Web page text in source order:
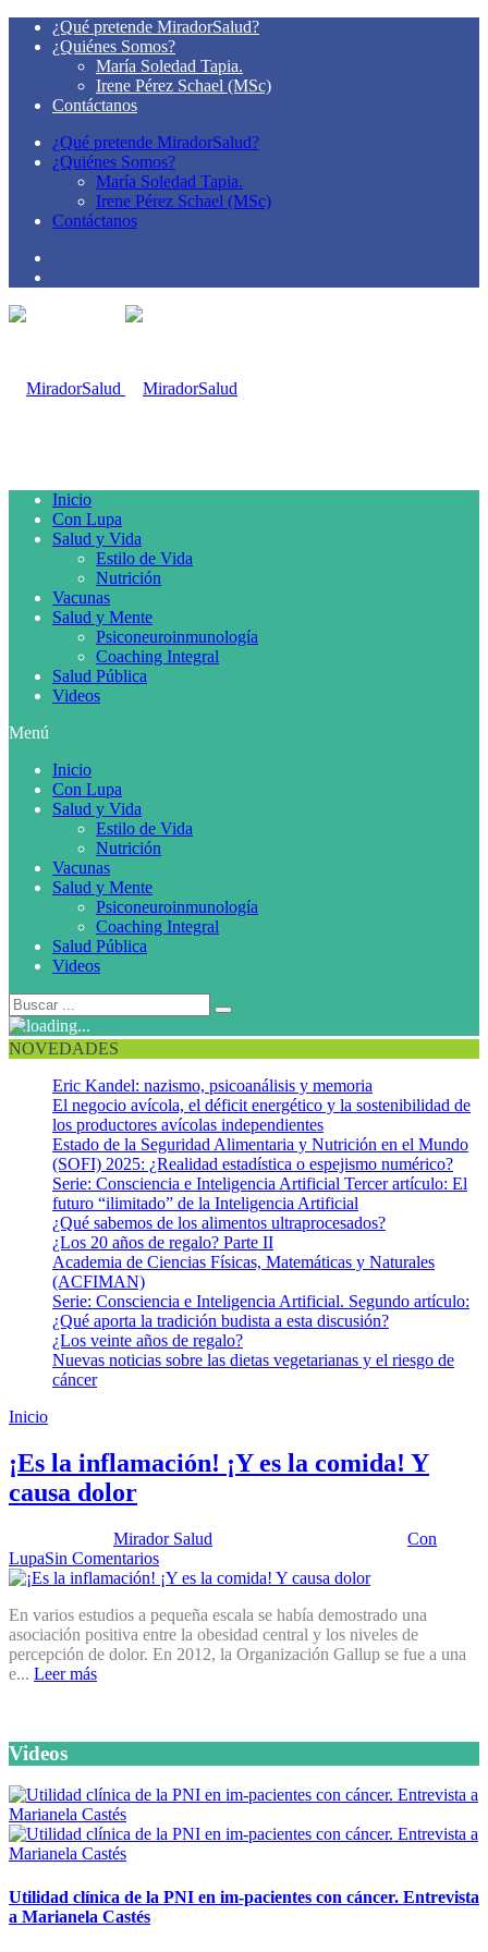
¿Qué pretende MiradorSalud?
¿Quiénes Somos?
María Soledad Tapia.
Irene Pérez Schael (MSc)
Contáctanos
¿Qué pretende MiradorSalud?
¿Quiénes Somos?
María Soledad Tapia.
Irene Pérez Schael (MSc)
Contáctanos
Inicio
Con Lupa
Salud y Vida
Estilo de Vida
Nutrición
Vacunas
Salud y Mente
Psiconeuroinmunología
Coaching Integral
Salud Pública
Videos
Menú
Inicio
Con Lupa
Salud y Vida
Estilo de Vida
Nutrición
Vacunas
Salud y Mente
Psiconeuroinmunología
Coaching Integral
Salud Pública
Videos
NOVEDADES
Eric Kandel: nazismo, psicoanálisis y memoria
El negocio avícola, el déficit energético y la sostenibilidad de
los productores avícolas independientes
Estado de la Seguridad Alimentaria y Nutrición en el Mundo
(SOFI) 2025: ¿Realidad estadística o espejismo numérico?
Serie: Consciencia e Inteligencia Artificial Tercer artículo: El
futuro “ilimitado” de la Inteligencia Artificial
¿Qué sabemos de los alimentos ultraprocesados?
¿Los 20 años de regalo? Parte II
Academia de Ciencias Físicas, Matemáticas y Naturales
(ACFIMAN)
Serie: Consciencia e Inteligencia Artificial. Segundo artículo:
¿Qué aporta la tradición budista a esta discusión?
¿Los veinte años de regalo?
Nuevas noticias sobre las dietas vegetarianas y el riesgo de
cáncer
Inicio
¡Es la inflamación! ¡Y es la comida! Y
causa dolor
Mirador Salud
Con
LupaSin Comentarios
En varios estudios a pequeña escala se había demostrado una
asociación positiva entre la obesidad central y los niveles de
percepción de dolor. En 2012, la Organización Gallup se fue a una
e... Leer más
Videos
Utilidad clínica de la PNI en im-pacientes con cáncer. Entrevista
a Marianela Castés